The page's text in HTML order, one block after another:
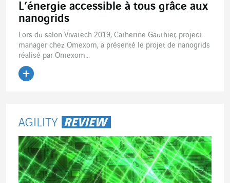
L’énergie accessible à tous grâce aux
nanogrids
Lors du salon Vivatech 2019, Catherine Gauthier, project
manager chez Omexom, a présenté le projet de nanogrids
réalisé par Omexom...